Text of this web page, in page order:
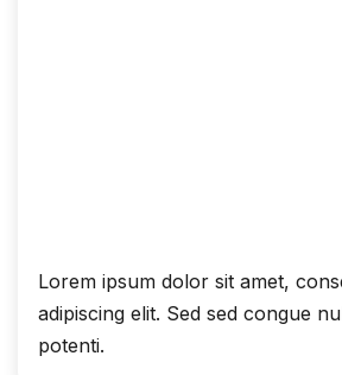
Lorem ipsum dolor sit amet,
adipiscing elit. Sed sed congue
potenti.